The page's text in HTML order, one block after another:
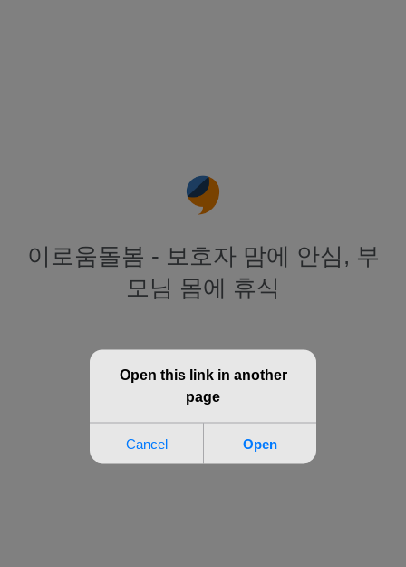
이로움돌봄 - 보호자 맘에 안심, 부
모님 몸에 휴식